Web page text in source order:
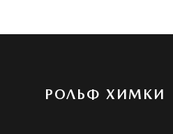
РОЛЬФ ХИМКИ